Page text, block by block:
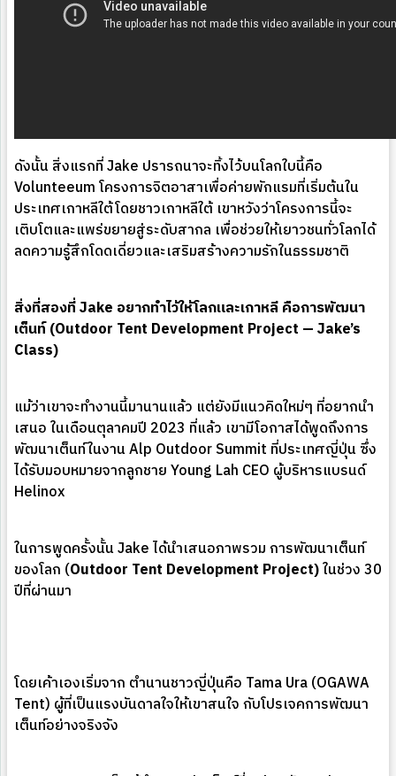
ดังนั้น สิ่งแรกที่ Jake ปรารถนาจะทิ้งไว้บนโลกใบนี้คือ
Volunteeum โครงการจิตอาสาเพื่อค่ายพักแรมที่เริ่มต้นใน
ประเทศเกาหลีใต้โดยชาวเกาหลีใต้ เขาหวังว่าโครงการนี้จะ
เติบโตและแพร่ขยายสู่ระดับสากล เพื่อช่วยให้เยาวชนทั่วโลกได้
ลดความรู้สึกโดดเดี่ยวและเสริมสร้างความรักในธรรมชาติ
สิ่งที่สองที่ Jake อยากทำไว้ให้โลกและเกาหลี คือการพัฒนา
เต็นท์ (Outdoor Tent Development Project — Jake’s
Class)
แม้ว่าเขาจะทำงานนี้มานานแล้ว แต่ยังมีแนวคิดใหม่ๆ ที่อยากนำ
เสนอ ในเดือนตุลาคมปี 2023 ที่แล้ว เขามีโอกาสได้พูดถึงการ
พัฒนาเต็นท์ในงาน Alp Outdoor Summit ที่ประเทศญี่ปุ่น ซึ่ง
ได้รับมอบหมายจากลูกชาย Young Lah CEO ผู้บริหารแบรนด์
Helinox
ในการพูดครั้งนั้น Jake ได้นำเสนอภาพรวม การพัฒนาเต็นท์
ของโลก (Outdoor Tent Development Project)ในช่วง 30
ปีที่ผ่านมา
โดยเค้าเองเริ่มจาก ตำนานชาวญี่ปุ่นคือ Tama Ura (OGAWA
Tent) ผู้ที่เป็นแรงบันดาลใจให้เขาสนใจ กับโปรเจคการพัฒนา
เต็นท์อย่างจริงจัง